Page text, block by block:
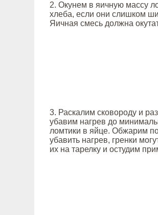
2. Окунем в яичную массу
хлеба, если они слишком
Яичная смесь должна
3. Раскалим сковороду и
убавим нагрев до
ломтики в яйце. Обжарим
убавить нагрев, гренки
их на тарелку и остудим